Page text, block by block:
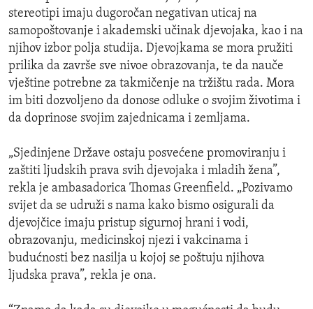
stereotipi imaju dugoročan negativan uticaj na
samopoštovanje i akademski učinak djevojaka, kao i na
njihov izbor polja studija. Djevojkama se mora pružiti
prilika da završe sve nivoe obrazovanja, te da nauče
vještine potrebne za takmičenje na tržištu rada. Mora
im biti dozvoljeno da donose odluke o svojim životima i
da doprinose svojim zajednicama i zemljama.
„Sjedinjene Države ostaju posvećene promoviranju i
zaštiti ljudskih prava svih djevojaka i mladih žena”,
rekla je ambasadorica Thomas Greenfield. „Pozivamo
svijet da se udruži s nama kako bismo osigurali da
djevojčice imaju pristup sigurnoj hrani i vodi,
obrazovanju, medicinskoj njezi i vakcinama i
budućnosti bez nasilja u kojoj se poštuju njihova
ljudska prava”, rekla je ona.